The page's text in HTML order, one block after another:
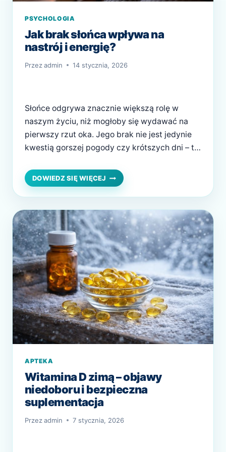
PSYCHOLOGIA
Jak brak słońca wpływa na
nastrój i energię?
Przezadmin 14 stycznia, 2026
Słońce odgrywa znacznie większą rolę w
naszym życiu, niż mogłoby się wydawać na
pierwszy rzut oka. Jego brak nie jest jedynie
kwestią gorszej pogody czy krótszych dni – to
organizmu, psychikę oraz poziom energii.
Jesienią i zimą wiele osób zauważa u siebie
spadek motywacji, przewlekłe zmęczenie czy
obniżony nastrój. Nie…
DOWIEDZ SIĘ WIĘCEJ JAK
BRAK
SŁOŃCA
NA
NASTRÓJ
I
ENERGIĘ?
APTEKA
Witamina D zimą – objawy
niedoboru i bezpieczna
suplementacja
Przezadmin 7 stycznia, 2026